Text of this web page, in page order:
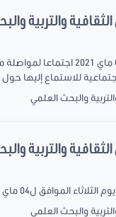
والتربية
للاستماع إليها
والبحث العلمي
والتربية
عدد 118/2020 المتعلق بتنظيم العمل المنزلي
والبحث العلمي